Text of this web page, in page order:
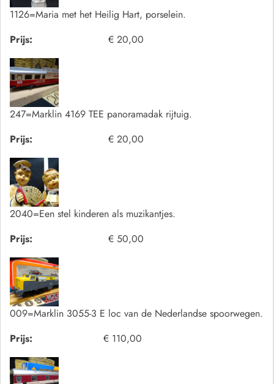
1126=Maria met het Heilig Hart, porselein.
Prijs:
€ 20,00
247=Marklin 4169 TEE panoramadak rijtuig.
Prijs:
€ 20,00
2040=Een stel kinderen als muzikantjes.
Prijs:
€ 50,00
009=Marklin 3055-3 E loc van de Nederlandse spoorwegen.
Prijs:
€ 110,00